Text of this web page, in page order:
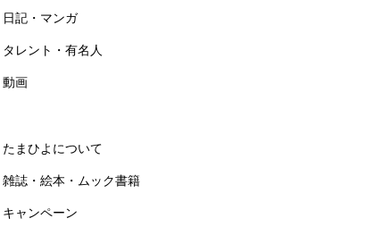
日記・マンガ
タレント・有名人
動画
たまひよについて
雑誌・絵本・ムック書籍
キャンペーン